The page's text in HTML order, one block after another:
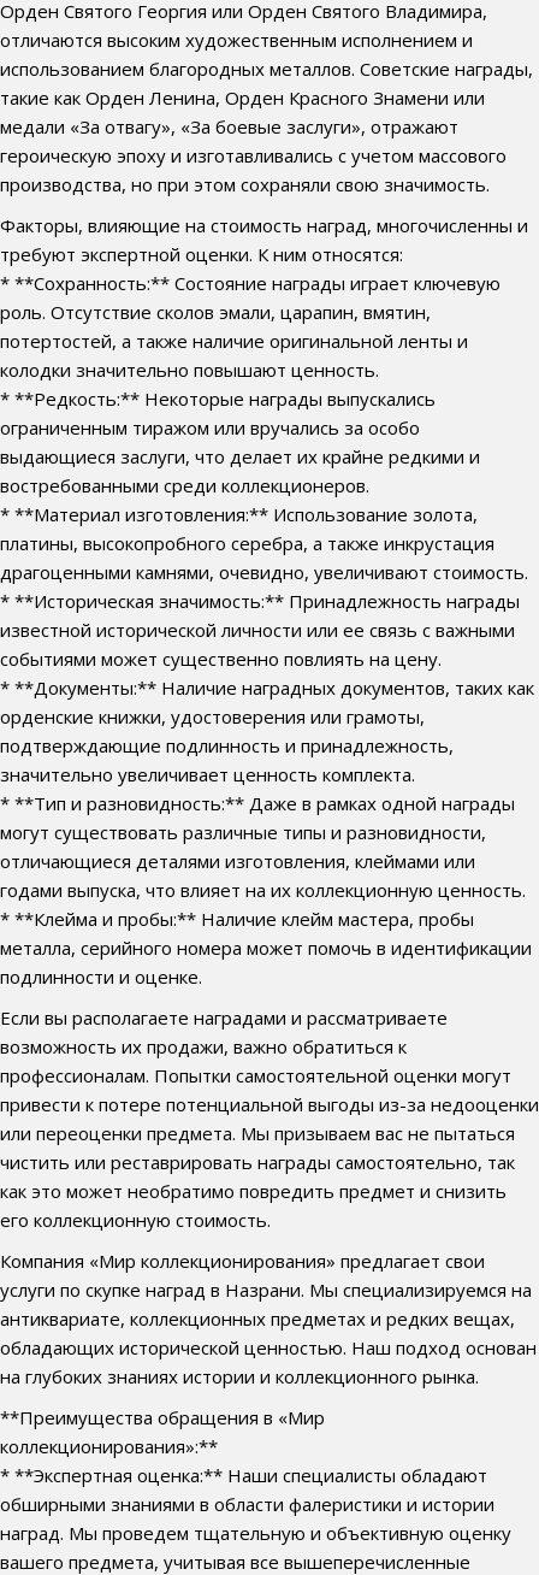
Орден Святого Георгия или Орден Святого Владимира,
отличаются высоким художественным исполнением и
использованием благородных металлов. Советские награды,
такие как Орден Ленина, Орден Красного Знамени или
медали «За отвагу», «За боевые заслуги», отражают
героическую эпоху и изготавливались с учетом массового
производства, но при этом сохраняли свою значимость.
Факторы, влияющие на стоимость наград, многочисленны и
требуют экспертной оценки. К ним относятся:
* **Сохранность:** Состояние награды играет ключевую
роль. Отсутствие сколов эмали, царапин, вмятин,
потертостей, а также наличие оригинальной ленты и
колодки значительно повышают ценность.
* **Редкость:** Некоторые награды выпускались
ограниченным тиражом или вручались за особо
выдающиеся заслуги, что делает их крайне редкими и
востребованными среди коллекционеров.
* **Материал изготовления:** Использование золота,
платины, высокопробного серебра, а также инкрустация
драгоценными камнями, очевидно, увеличивают стоимость.
* **Историческая значимость:** Принадлежность награды
известной исторической личности или ее связь с важными
событиями может существенно повлиять на цену.
* **Документы:** Наличие наградных документов, таких как
орденские книжки, удостоверения или грамоты,
подтверждающие подлинность и принадлежность,
значительно увеличивает ценность комплекта.
* **Тип и разновидность:** Даже в рамках одной награды
могут существовать различные типы и разновидности,
отличающиеся деталями изготовления, клеймами или
годами выпуска, что влияет на их коллекционную ценность.
* **Клейма и пробы:** Наличие клейм мастера, пробы
металла, серийного номера может помочь в идентификации
подлинности и оценке.
Если вы располагаете наградами и рассматриваете
возможность их продажи, важно обратиться к
профессионалам. Попытки самостоятельной оценки могут
привести к потере потенциальной выгоды из-за недооценки
или переоценки предмета. Мы призываем вас не пытаться
чистить или реставрировать награды самостоятельно, так
как это может необратимо повредить предмет и снизить
его коллекционную стоимость.
Компания «Мир коллекционирования» предлагает свои
услуги по скупке наград в Назрани. Мы специализируемся на
антиквариате, коллекционных предметах и редких вещах,
обладающих исторической ценностью. Наш подход основан
на глубоких знаниях истории и коллекционного рынка.
**Преимущества обращения в «Мир
коллекционирования»:**
* **Экспертная оценка:** Наши специалисты обладают
обширными знаниями в области фалеристики и истории
наград. Мы проведем тщательную и объективную оценку
вашего предмета, учитывая все вышеперечисленные